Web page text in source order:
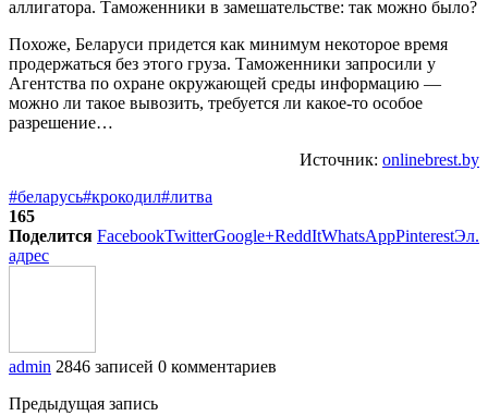
Похоже, Беларуси придется как минимум некоторое время
продержаться без этого груза. Таможенники запросили у
Агентства по охране окружающей среды информацию —
можно ли такое вывозить, требуется ли какое-то особое
разрешение…
Источник: onlinebrest.by
#беларусь#крокодил#литва
165
Поделится FacebookTwitterGoogle+ReddItWhatsAppPinterestЭл.
адрес
admin 2846 записей 0 комментариев
Предыдущая запись